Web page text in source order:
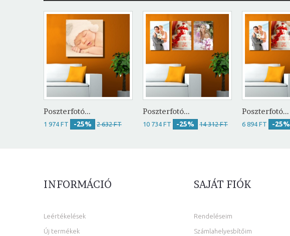
Poszterfotó...
1 974 FT -25% 2 632 FT
Poszterfotó...
10 734 FT -25% 14 312 FT
Poszterfotó...
6 894 FT -25%
INFORMÁCIÓ
Leértékelések
Új termékek
SAJÁT FIÓK
Rendeléseim
Számlahelyesbítőim